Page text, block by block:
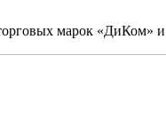
марок «ДиКом»